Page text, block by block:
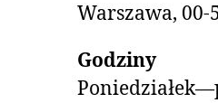
Warszawa, 00-
Godziny